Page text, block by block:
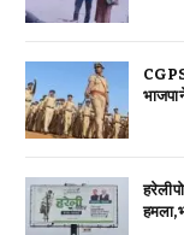
भाजपा
हरेली
हमला,